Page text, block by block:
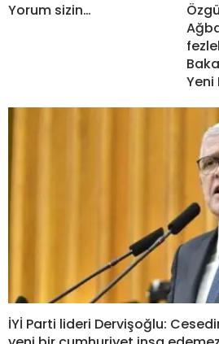
Yorum sizin…
Yeni
İYİ Parti lideri Dervişoğlu: